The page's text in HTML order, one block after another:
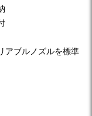
アブルノズルを標準